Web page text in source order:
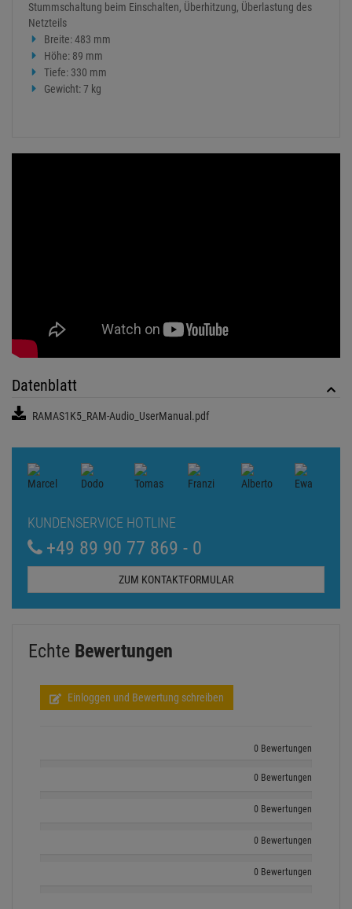
Stummschaltung beim Einschalten, Überhitzung, Überlastung des
Netzteils
Breite: 483 mm
Höhe: 89 mm
Tiefe: 330 mm
Gewicht: 7 kg
Datenblatt
RAMAS1K5_RAM-Audio_UserManual.pdf
KUNDENSERVICE HOTLINE
+49 89 90 77 869 - 0
ZUM KONTAKTFORMULAR
Echte Bewertungen
Einloggen und Bewertung schreiben
0 Bewertungen
0 Bewertungen
0 Bewertungen
0 Bewertungen
0 Bewertungen